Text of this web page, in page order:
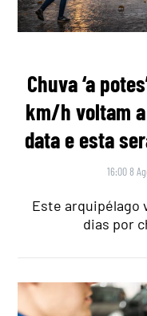
Chuva ‘a
km/h voltam
data e esta
16:00 8
Este arquipélago
dias por